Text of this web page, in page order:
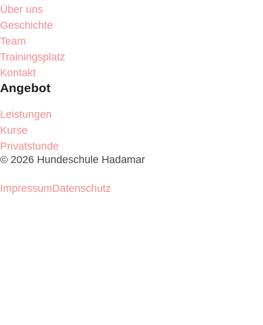
Über uns
Geschichte
Team
Trainingsplatz
Kontakt
Angebot
Leistungen
Kurse
Privatstunde
© 2026 Hundeschule Hadamar
ImpressumDatenschutz